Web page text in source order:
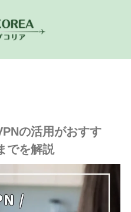
の活用がおすす
でを解説